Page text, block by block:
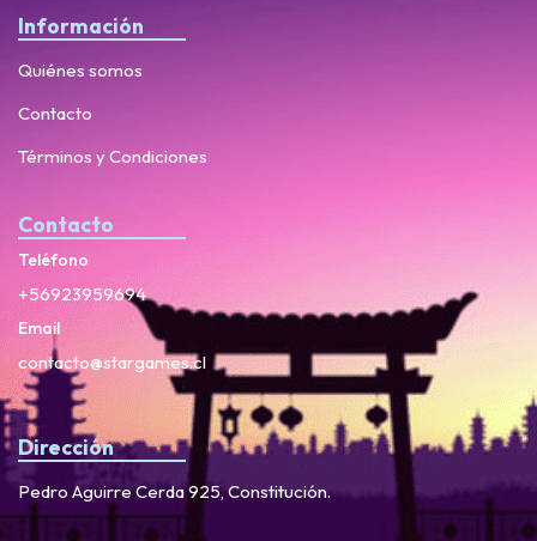
Información
Quiénes somos
Contacto
Términos y Condiciones
Contacto
Teléfono
+56923959694
Email
contacto@stargames.cl
Dirección
Pedro Aguirre Cerda 925, Constitución.